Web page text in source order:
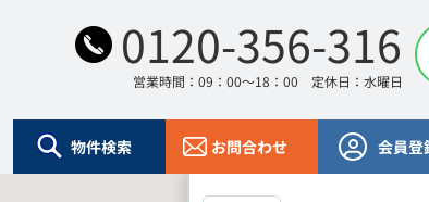
0120-356-316
営業時間：09：00～18：00 定休日：水曜日
物件検索 お問合わせ 会員登